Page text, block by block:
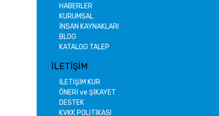
HABERLER
KURUMSAL
İNSAN KAYNAKLARI
BLOG
KATALOG TALEP
İLETİŞİM
İLETİŞİM KUR
ÖNERİ ve ŞİKAYET
DESTEK
KVKK POLİTİKASI